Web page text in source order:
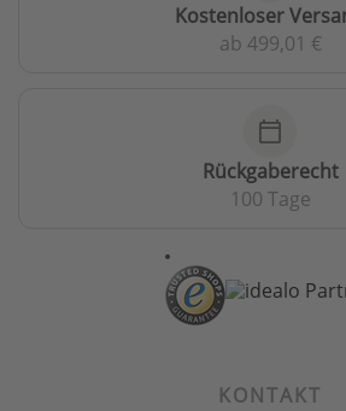
Kostenloser
ab 499,01 €
calendar_today
Rückgaberecht
100 Tage
KONTAKT